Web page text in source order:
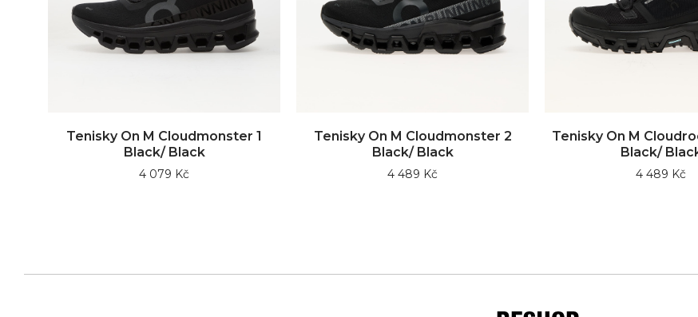
Tenisky On M Cloudmonster 1
Black/ Black
4 079 Kč
Tenisky On M Cloudmonster 2
Black/ Black
4 489 Kč
Tenisky On M
Black/
4 489 Kč